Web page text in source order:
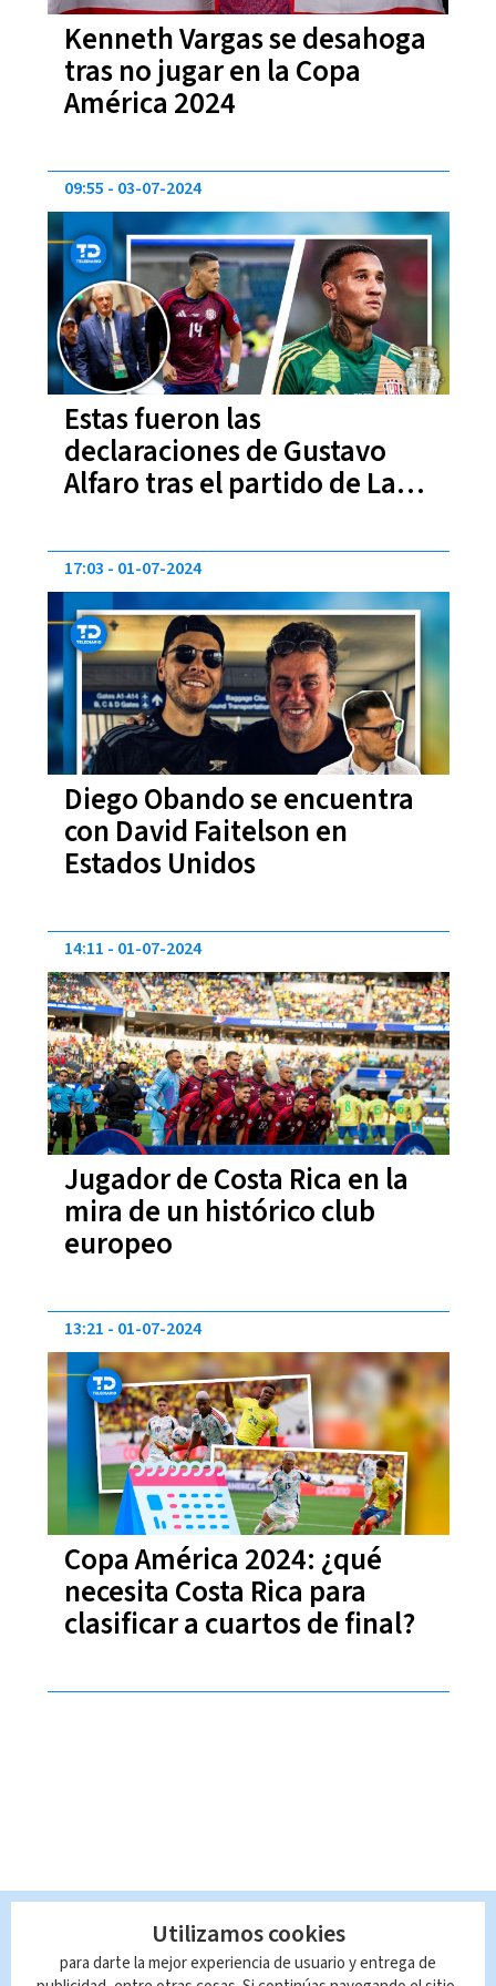
Kenneth Vargas se desahoga
tras no jugar en la Copa
América 2024
Estas fueron las
declaraciones de Gustavo
Alfaro tras el partido de La
09:55 03-07-2024
Diego Obando se encuentra
con David Faitelson en
Estados Unidos
17:03 01-07-2024
Jugador de Costa Rica en la
mira de un histórico club
europeo
14:11 01-07-2024
Copa América 2024: ¿qué
necesita Costa Rica para
clasificar a cuartos de final?
13:21 01-07-2024
Utilizamos cookies
para darte la mejor experiencia de usuario y entrega de